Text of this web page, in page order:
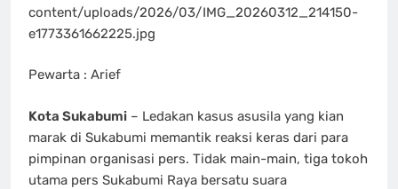
content/uploads/2026/03/IMG_20260312_214150-
e1773361662225.jpg
Pewarta : Arief
Kota Sukabumi – Ledakan kasus asusila yang kian
marak di Sukabumi memantik reaksi keras dari para
pimpinan organisasi pers. Tidak main-main, tiga tokoh
utama pers Sukabumi Raya bersatu suara